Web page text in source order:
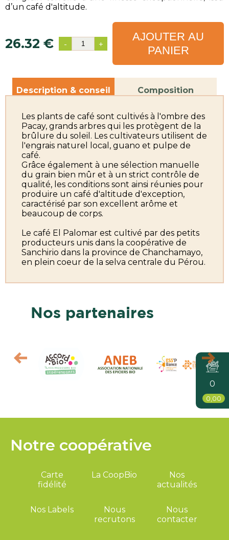
0
0,00
d’un café d'altitude.
26.32 € - +
AJOUTER AU
PANIER
Description & conseil Composition
Les plants de café sont cultivés à l'ombre des
Pacay, grands arbres qui les protègent de la
brûlure du soleil. Les cultivateurs utilisent de
l'engrais naturel local, guano et pulpe de
café.
Grâce également à une sélection manuelle
du grain bien mûr et à un strict contrôle de
qualité, les conditions sont ainsi réunies pour
produire un café d'altitude d'exception,
caractérisé par son excellent arôme et
beaucoup de corps.
Le café El Palomar est cultivé par des petits
producteurs unis dans la coopérative de
Sanchirio dans la province de Chanchamayo,
en plein coeur de la selva centrale du Pérou.
Nos partenaires
Notre coopérative
Carte
fidélité
La CoopBio
Nos
actualités
Nos Labels
Nous
recrutons
Nous
contacter